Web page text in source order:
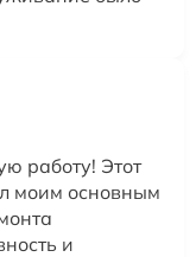
работу! Этот
моим основным
и